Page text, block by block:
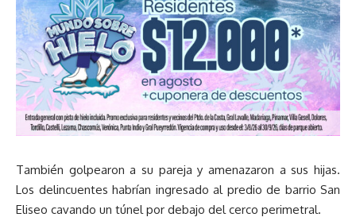
También golpearon a su pareja y amenazaron a sus hijas.
Los delincuentes habrían ingresado al predio de barrio San
Eliseo cavando un túnel por debajo del cerco perimetral.